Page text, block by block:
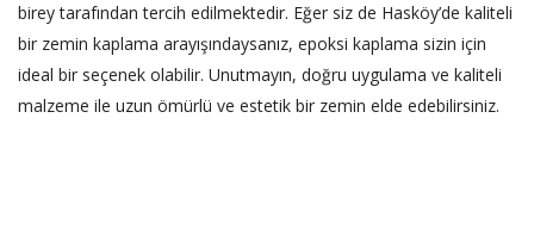
birey tarafından tercih edilmektedir. Eğer siz de Hasköy’de kaliteli
bir zemin kaplama arayışındaysanız, epoksi kaplama sizin için
ideal bir seçenek olabilir. Unutmayın, doğru uygulama ve kaliteli
malzeme ile uzun ömürlü ve estetik bir zemin elde edebilirsiniz.